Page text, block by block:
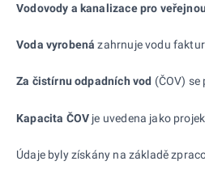
Vodovody a kanalizace pro
Voda vyrobená zahrnuje vodu
Za čistírnu odpadních vod (ČOV)
Kapacita ČOV je uvedena jako
Údaje byly získány na základě